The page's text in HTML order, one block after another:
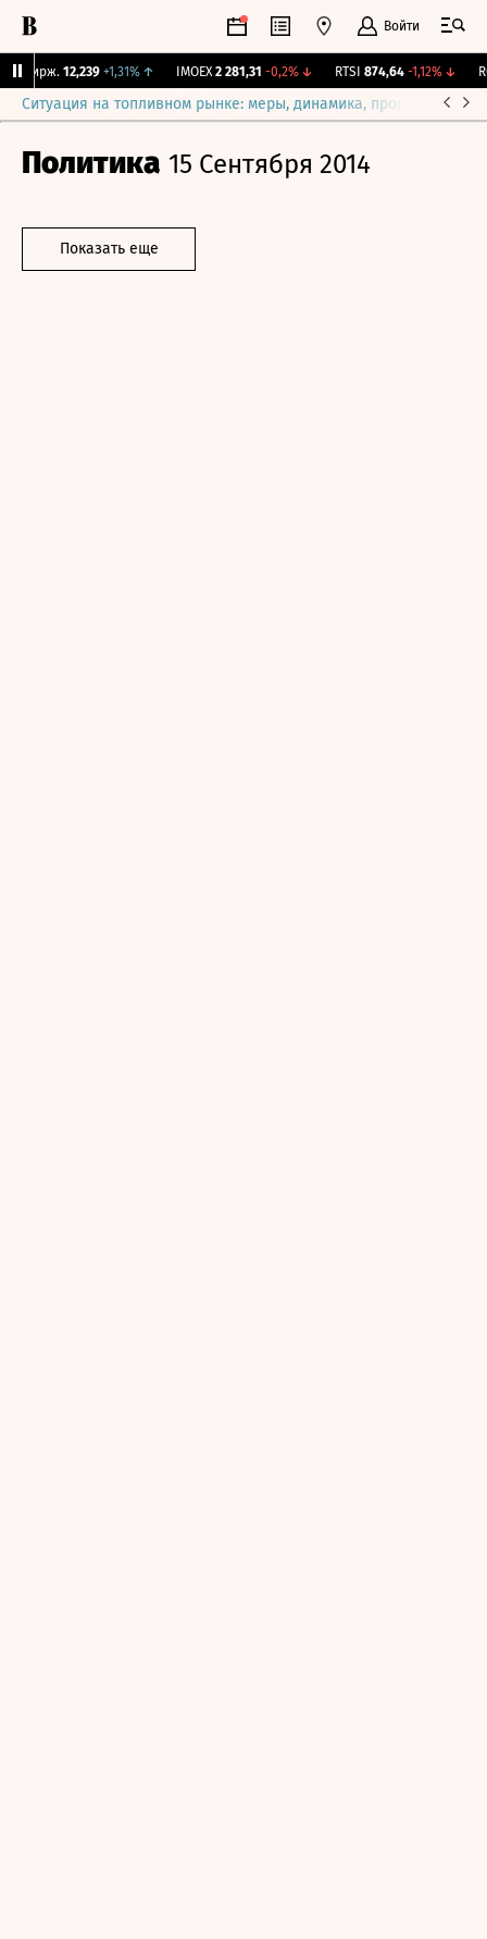
Войти
Бирж. 12,239 +1,31% ↑ IMOEX 2 281,31 -0,2%↓ RTSI 874,64 -1,12%↓
Ситуация на топливном рынке: меры, динамика, прогнозы
Политика 15 Сентября 2014
Показать еще